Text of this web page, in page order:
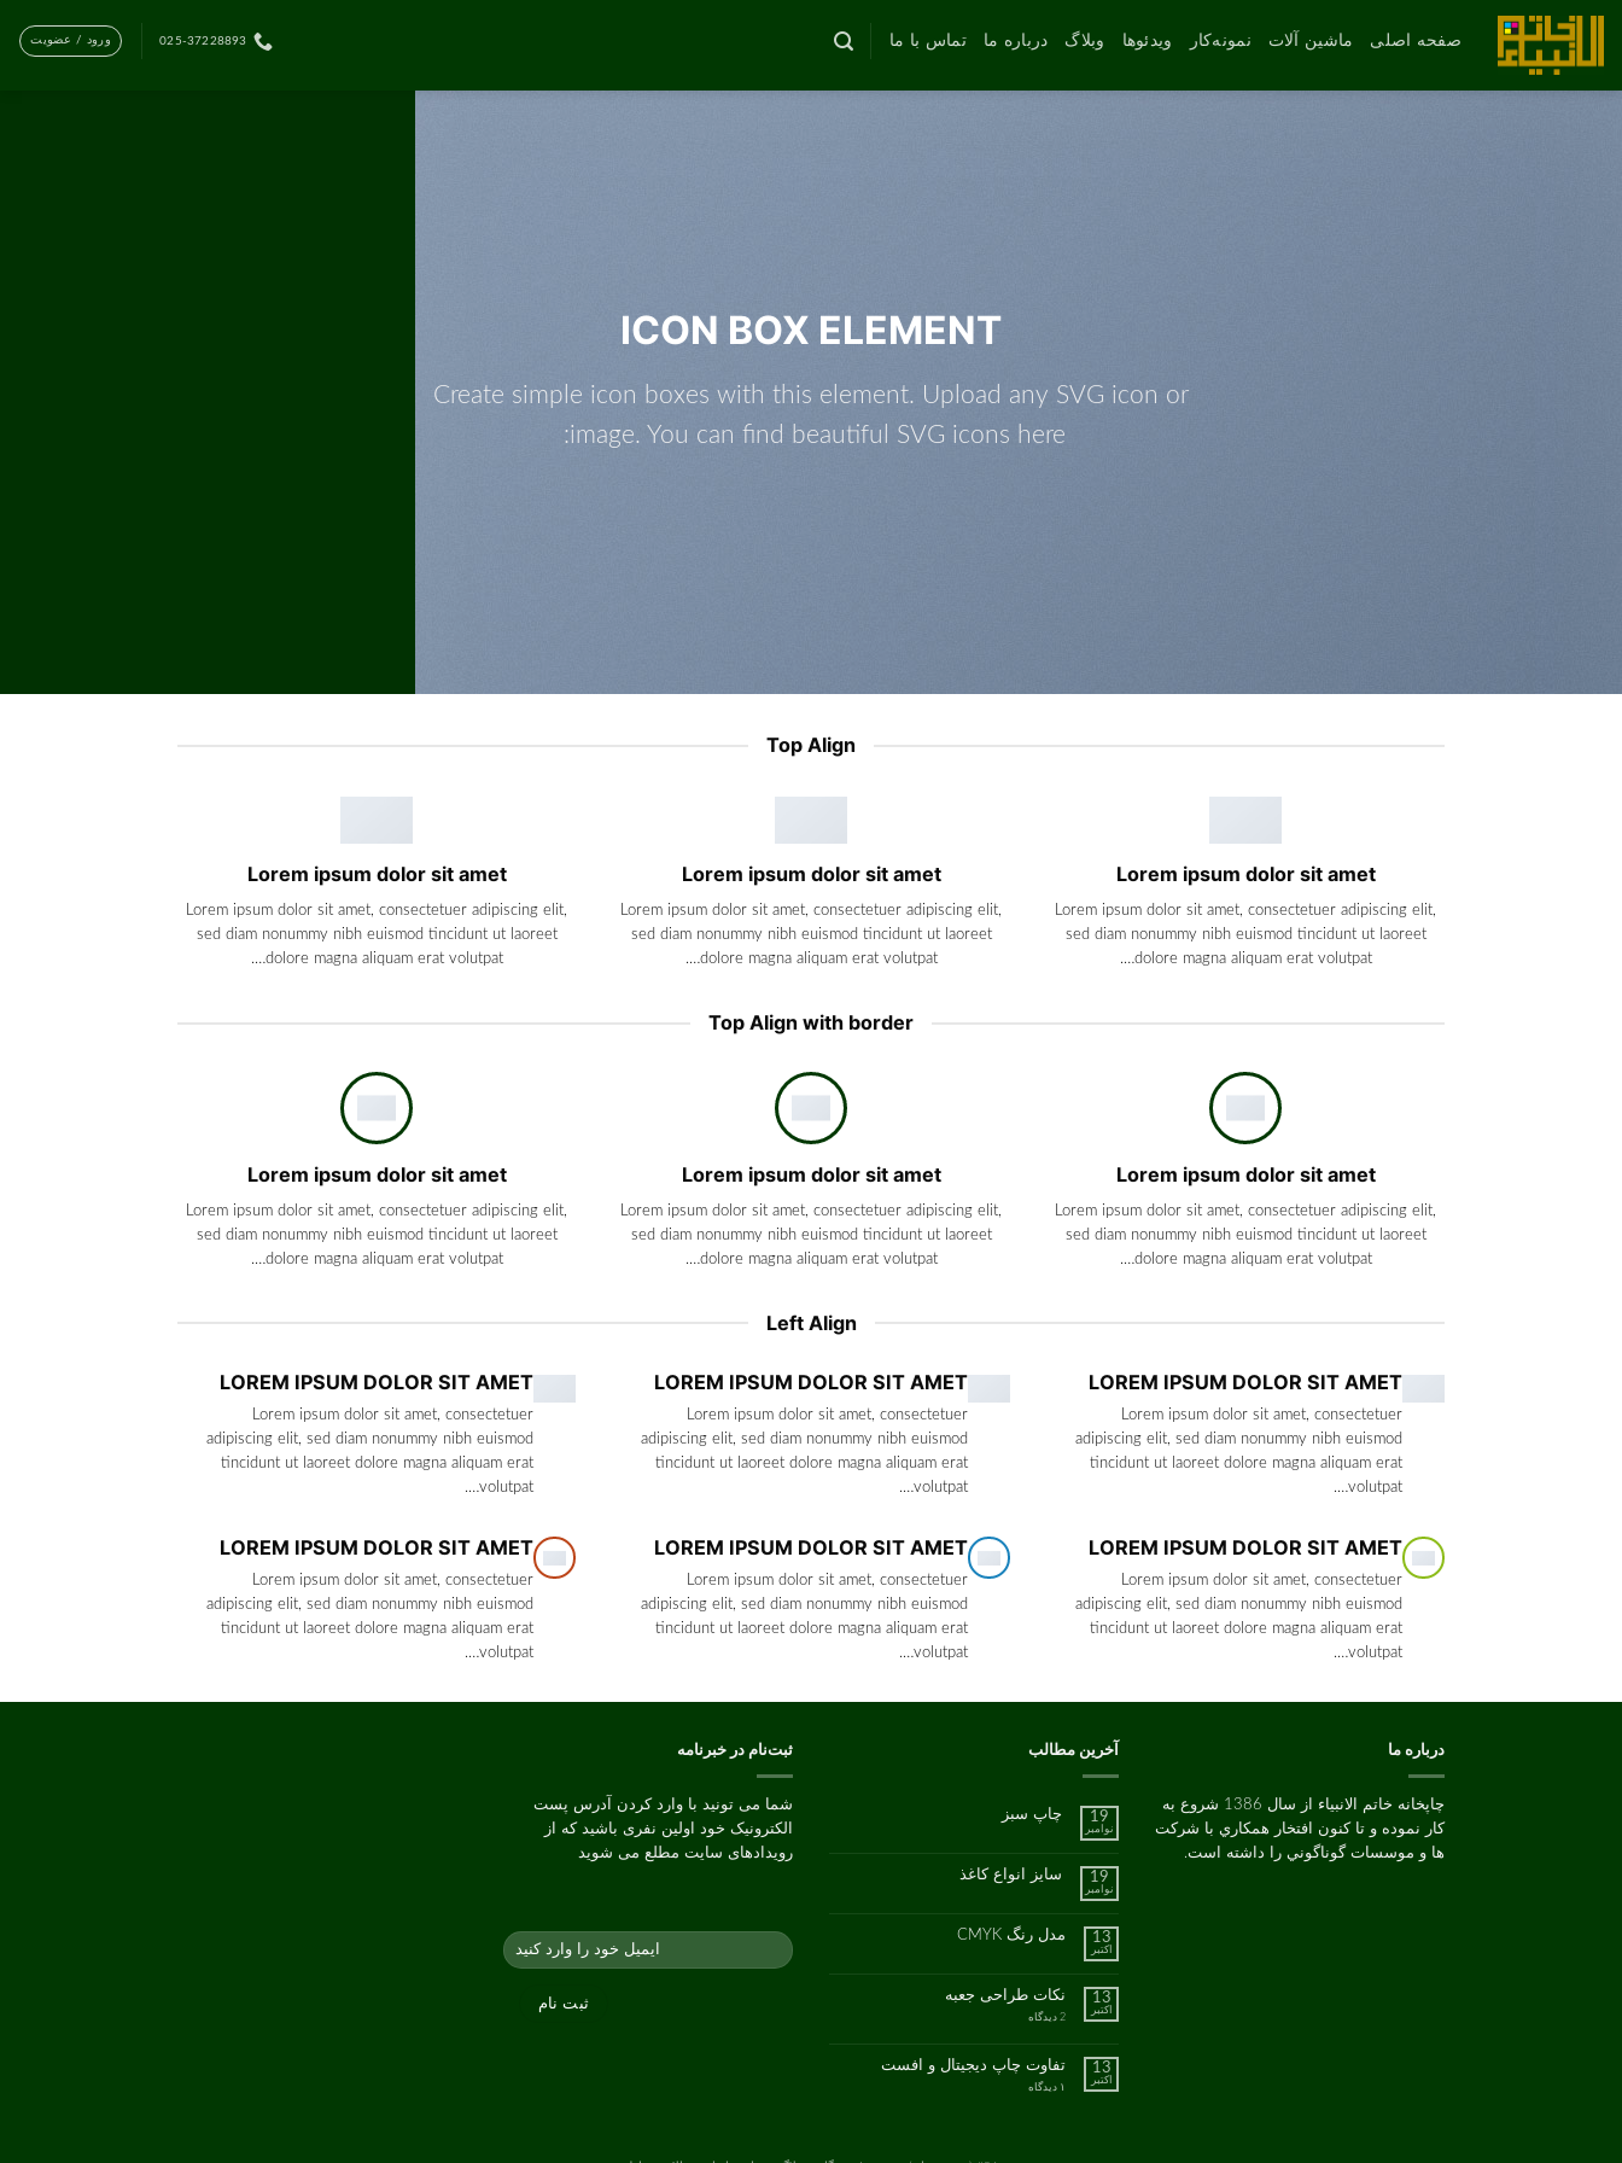
محتوا
صفحه اصلی ماشین آلات نمونه‌کار ویدئوها وبلاگ درباره ما تماس با ما 025-37228893 ورود / عضویت
ICON BOX ELEMENT
Create simple icon boxes with this element. Upload any SVG icon or
image. You can find beautiful SVG icons here:
Top Align
Lorem ipsum dolor sit amet
Lorem ipsum dolor sit amet, consectetuer adipiscing elit,
sed diam nonummy nibh euismod tincidunt ut laoreet
dolore magna aliquam erat volutpat….
Lorem ipsum dolor sit amet
Lorem ipsum dolor sit amet, consectetuer adipiscing elit,
sed diam nonummy nibh euismod tincidunt ut laoreet
dolore magna aliquam erat volutpat….
Lorem ipsum dolor sit amet
Lorem ipsum dolor sit amet, consectetuer adipiscing elit,
sed diam nonummy nibh euismod tincidunt ut laoreet
dolore magna aliquam erat volutpat….
Top Align with border
Lorem ipsum dolor sit amet
Lorem ipsum dolor sit amet, consectetuer adipiscing elit,
sed diam nonummy nibh euismod tincidunt ut laoreet
dolore magna aliquam erat volutpat….
Lorem ipsum dolor sit amet
Lorem ipsum dolor sit amet, consectetuer adipiscing elit,
sed diam nonummy nibh euismod tincidunt ut laoreet
dolore magna aliquam erat volutpat….
Lorem ipsum dolor sit amet
Lorem ipsum dolor sit amet, consectetuer adipiscing elit,
sed diam nonummy nibh euismod tincidunt ut laoreet
dolore magna aliquam erat volutpat….
Left Align
LOREM IPSUM DOLOR SIT AMET
Lorem ipsum dolor sit amet, consectetuer
adipiscing elit, sed diam nonummy nibh euismod
tincidunt ut laoreet dolore magna aliquam erat
volutpat….
LOREM IPSUM DOLOR SIT AMET
Lorem ipsum dolor sit amet, consectetuer
adipiscing elit, sed diam nonummy nibh euismod
tincidunt ut laoreet dolore magna aliquam erat
volutpat….
LOREM IPSUM DOLOR SIT AMET
Lorem ipsum dolor sit amet, consectetuer
adipiscing elit, sed diam nonummy nibh euismod
tincidunt ut laoreet dolore magna aliquam erat
volutpat….
LOREM IPSUM DOLOR SIT AMET
Lorem ipsum dolor sit amet, consectetuer
adipiscing elit, sed diam nonummy nibh euismod
tincidunt ut laoreet dolore magna aliquam erat
volutpat….
LOREM IPSUM DOLOR SIT AMET
Lorem ipsum dolor sit amet, consectetuer
adipiscing elit, sed diam nonummy nibh euismod
tincidunt ut laoreet dolore magna aliquam erat
volutpat….
LOREM IPSUM DOLOR SIT AMET
Lorem ipsum dolor sit amet, consectetuer
adipiscing elit, sed diam nonummy nibh euismod
tincidunt ut laoreet dolore magna aliquam erat
volutpat….
درباره ما
چاپخانه خاتم الانبیاء از سال 1386 شروع به
کار نموده و تا کنون افتخار همکاري با شرکت
ها و موسسات گوناگوني را داشته است.
آخرین مطالب
19
نوامبر
چاپ سبز
چاپ
سبز
نشده
19
نوامبر
سایز انواع کاغذ
سایز
انواع
نشده
13
اکتبر
مدل رنگ CMYK
مدل
رنگ
CMYK
نشده
13
اکتبر
نکات طراحی جعبه
2 دیدگاه
برای
13
اکتبر
تفاوت چاپ دیجیتال و افست
۱ دیدگاه
برای
ثبت‌نام در خبرنامه
شما می تونید با وارد کردن آدرس پست
الکترونیک خود اولین نفری باشید که از
رویدادهای سایت مطلع می شوید